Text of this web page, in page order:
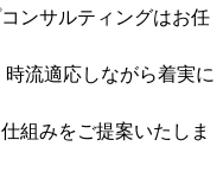
ンサルティングはお任
時流適応しながら着実に
組みをご提案いたしま